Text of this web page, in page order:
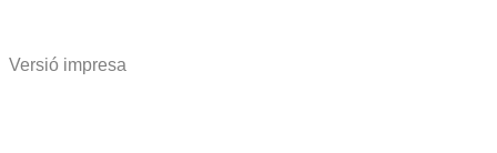
Versió impresa